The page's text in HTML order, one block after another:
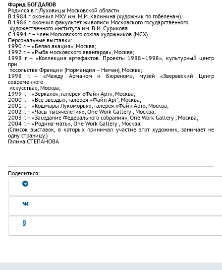
Фарид БОГДАЛОВ
Родился в г. Луховицы Московской области.
В 1984 г. окончил МХУ им. М.И. Калинина (художник по гобеленам).
В 1986 г. окончил факультет живописи Московского государственного
художественного института им. В.И. Сурикова.
С 1994 г. – член Московского союза художников (МСХ).
Персональные выставки:
1990 г. – «Белая акация», Москва;
1992 г. – «Рыба московского авангарда», Москва;
1998 г. – «Коллекция артефактов. Проекты 1988–1998», культурный центр
при
посольстве Франции (Нормандия – Неман), Москва;
1998 г. – «Между Арманом и Бюреном», музей «Зверевский Центр
современного
искусства», Москва;
1999 г. – «Зеркало», галерея «Файн Арт», Москва;
2000 г. – «Все звезды», галерея «Файн Арт", Москва;
2001 г. – «Кошмары Лукоморья», галерея «Файн Арт», Москва;
2002 г. – «Часы тысячелетия», One Work Gallery , Москва;
2003 г. – «Заседание Федерального собрания», One Work Gallery , Москва;
2004 г. – «Родина-мать», One Work Gallery , Москва.
(Список выставок, в которых принимал участие этот художник, занимает не
одну страницу.)
Галина СТЕПАНОВА
Поделиться: